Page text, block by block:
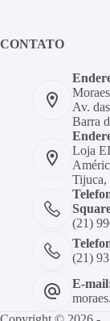
CONTATO
Av.
Barra
Loja
Tijuca,
(21)
(21)
E-